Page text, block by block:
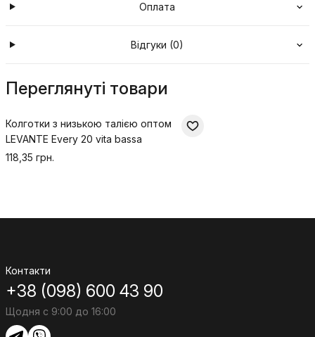
Оплата
Відгуки (0)
Переглянуті товари
Колготки з низькою талією оптом
LEVANTE Every 20 vita bassa
118,35 грн.
Контакти
+38 (098) 600 43 90
Щодня с 9:00 до 16:00